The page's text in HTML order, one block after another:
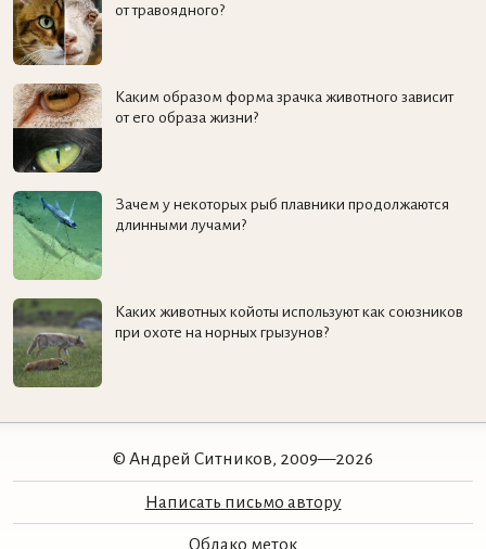
от травоядного?
Каким образом форма зрачка животного зависит
от его образа жизни?
Зачем у некоторых рыб плавники продолжаются
длинными лучами?
Каких животных койоты используют как союзников
при охоте на норных грызунов?
© Андрей Ситников, 2009—2026
Написать письмо автору
Облако меток